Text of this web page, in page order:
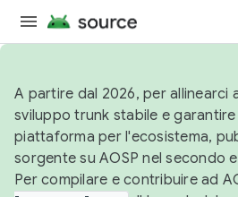
A partire dal 2026, per allinearci
sviluppo trunk stabile e
piattaforma per l'ecosistema,
sorgente su AOSP nel secondo
Per compilare e contribuire ad